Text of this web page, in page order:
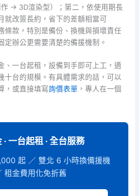
→ 3D渲染型）；第二，依使用期長
就改簽長約，省下的差額相當可
條款，特別是備份、換機與損壞責任
定辦公更需要清楚的備援機制。
、一台起租，設備到手即可上工，適
十台的規模。有具體需求的話，可以
，或直接填寫詢價表單 ，專人在一個
· 一台起租 · 全台服務
起 ／ 雙北 6 小時換備援機
租金費用化免折舊